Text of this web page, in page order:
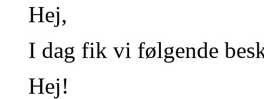
Hej,
I dag fik vi følgende
Hej!